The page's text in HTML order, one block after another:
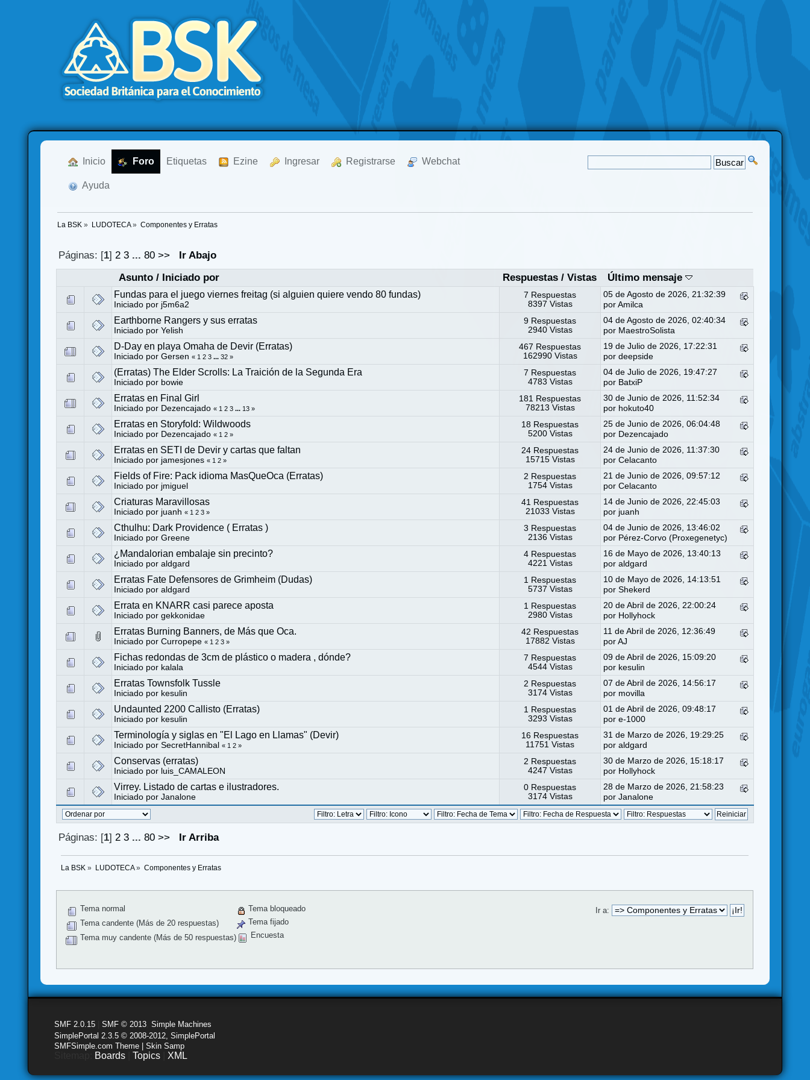
Inicio Foro Etiquetas Ezine Ingresar Registrarse Webchat
Ayuda
La BSK » LUDOTECA» Componentes y Erratas
Páginas: [1] 2 3 ... 80 >>
Ir Abajo
Asunto/ Iniciado por Respuestas /Vistas Último mensaje
Fundas para el juego viernes freitag (si alguien quiere vendo 80 fundas)
Iniciado por j5m6a2
7 Respuestas
8397 Vistas
05 de Agosto de 2026, 21:32:39
porAmilca
Earthborne Rangers y sus erratas
Iniciado porYelish
9 Respuestas
2940 Vistas
04 de Agosto de 2026, 02:40:34
por MaestroSolista
D-Day en playa Omaha de Devir (Erratas)
Iniciado porGersen « 1 2 3 ...32 »
467 Respuestas
162990 Vistas
19 de Julio de 2026, 17:22:31
pordeepside
(Erratas) The Elder Scrolls: La Traición de la Segunda Era
Iniciado por bowie
7 Respuestas
4783 Vistas
04 de Julio de 2026, 19:47:27
por BatxiP
Erratas en Final Girl
Iniciado por Dezencajado « 1 2 3 ... 13 »
181 Respuestas
78213 Vistas
30 de Junio de 2026, 11:52:34
por hokuto40
Erratas en Storyfold: Wildwoods
Iniciado por Dezencajado « 1 2 »
18 Respuestas
5200 Vistas
25 de Junio de 2026, 06:04:48
por Dezencajado
Erratas en SETI de Devir y cartas que faltan
Iniciado por jamesjones « 1 2 »
24 Respuestas
15715 Vistas
24 de Junio de 2026, 11:37:30
porCelacanto
Fields of Fire: Pack idioma MasQueOca (Erratas)
Iniciado por jmiguel
2 Respuestas
1754 Vistas
21 de Junio de 2026, 09:57:12
porCelacanto
Criaturas Maravillosas
Iniciado por juanh « 1 2 3 »
41 Respuestas
21033 Vistas
14 de Junio de 2026, 22:45:03
por juanh
Cthulhu: Dark Providence ( Erratas )
Iniciado porGreene
3 Respuestas
2136 Vistas
04 de Junio de 2026, 13:46:02
por Pérez-Corvo (Proxegenetyc)
¿Mandalorian embalaje sin precinto?
Iniciado poraldgard
4 Respuestas
4221 Vistas
16 de Mayo de 2026, 13:40:13
poraldgard
Erratas Fate Defensores de Grimheim (Dudas)
Iniciado poraldgard
1 Respuestas
5737 Vistas
10 de Mayo de 2026, 14:13:51
porShekerd
Errata en KNARR casi parece aposta
Iniciado porgekkonidae
1 Respuestas
2980 Vistas
20 de Abril de 2026, 22:00:24
por Hollyhock
Erratas Burning Banners, de Más que Oca.
Iniciado porCurropepe « 1 2 3 »
42 Respuestas
17882 Vistas
11 de Abril de 2026, 12:36:49
porAJ
Fichas redondas de 3cm de plástico o madera , dónde?
Iniciado por kalala
7 Respuestas
4544 Vistas
09 de Abril de 2026, 15:09:20
por kesulin
Erratas Townsfolk Tussle
Iniciado por kesulin
2 Respuestas
3174 Vistas
07 de Abril de 2026, 14:56:17
por movilla
Undaunted 2200 Callisto (Erratas)
Iniciado por kesulin
1 Respuestas
3293 Vistas
01 de Abril de 2026, 09:48:17
pore-1000
Terminología y siglas en "El Lago en Llamas" (Devir)
Iniciado porSecretHannibal « 1 2 »
16 Respuestas
11751 Vistas
31 de Marzo de 2026, 19:29:25
poraldgard
Conservas (erratas)
Iniciado por luis_CAMALEON
2 Respuestas
4247 Vistas
30 de Marzo de 2026, 15:18:17
por Hollyhock
Virrey. Listado de cartas e ilustradores.
Iniciado porJanalone
0 Respuestas
3174 Vistas
28 de Marzo de 2026, 21:58:23
porJanalone
Páginas: [1] 2 3 ... 80 >> Ir Arriba
La BSK » LUDOTECA» Componentes y Erratas
Ir a:
Tema normal
Tema candente (Más de 20 respuestas)
Tema muy candente (Más de 50 respuestas)
Tema bloqueado
Tema fijado
Encuesta
SMF 2.0.15 |SMF © 2013 ,Simple Machines
SimplePortal 2.3.5 © 2008-2012, SimplePortal
SMFSimple.com Theme | Skin Samp
Boards |Topics XML